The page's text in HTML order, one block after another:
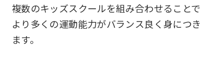
複数のキッズスクールを組み合わせることで
より多くの運動能力がバランス良く身につき
ます。
be
an